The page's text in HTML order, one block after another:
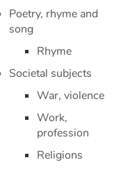
dragons
Poetry, rhyme and
song
Rhyme
Societal subjects
War, violence
Work,
profession
Religions